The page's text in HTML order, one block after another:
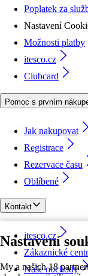
Nastavení
My a našich 18
Poplatek za
Nastavení
Možnosti platby
itesco.cz
Clubcard
Pomoc s prvním
Jak nakupovat
Registrace
Rezervace času
Oblíbené
Kontakt
itesco.cz
Zákaznické
Naše obchody